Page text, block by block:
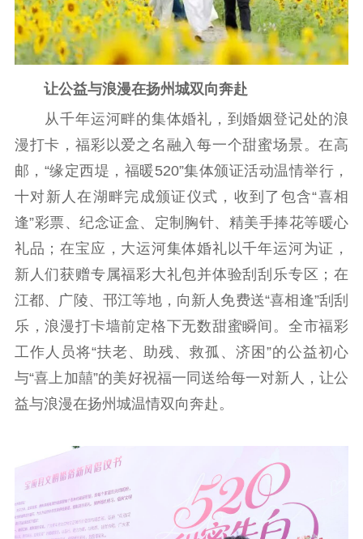
让公益与浪漫在扬州城双向奔赴
从千年运河畔的集体婚礼，到婚姻登记处的浪
漫打卡，福彩以爱之名融入每一个甜蜜场景。在高
邮，“缘定西堤，福暖520”集体颁证活动温情举行，
十对新人在湖畔完成颁证仪式，收到了包含“喜相
逢”彩票、纪念证盒、定制胸针、精美手捧花等暖心
礼品；在宝应，大运河集体婚礼以千年运河为证，
新人们获赠专属福彩大礼包并体验刮刮乐专区；在
江都、广陵、邗江等地，向新人免费送“喜相逢”刮刮
乐，浪漫打卡墙前定格下无数甜蜜瞬间。全市福彩
工作人员将“扶老、助残、救孤、济困”的公益初心
与“喜上加囍”的美好祝福一同送给每一对新人，让公
益与浪漫在扬州城温情双向奔赴。